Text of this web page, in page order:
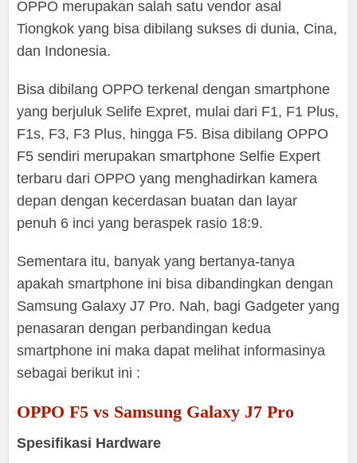
OPPO merupakan salah satu vendor asal
Tiongkok yang bisa dibilang sukses di dunia, Cina,
dan Indonesia.
Bisa dibilang OPPO terkenal dengan smartphone
yang berjuluk Selife Expret, mulai dari F1, F1 Plus,
F1s, F3, F3 Plus, hingga F5. Bisa dibilang OPPO
F5 sendiri merupakan smartphone Selfie Expert
terbaru dari OPPO yang menghadirkan kamera
depan dengan kecerdasan buatan dan layar
penuh 6 inci yang beraspek rasio 18:9.
Sementara itu, banyak yang bertanya-tanya
apakah smartphone ini bisa dibandingkan dengan
Samsung Galaxy J7 Pro. Nah, bagi Gadgeter yang
penasaran dengan perbandingan kedua
smartphone ini maka dapat melihat informasinya
sebagai berikut ini :
OPPO F5 vs Samsung Galaxy J7 Pro
Spesifikasi Hardware